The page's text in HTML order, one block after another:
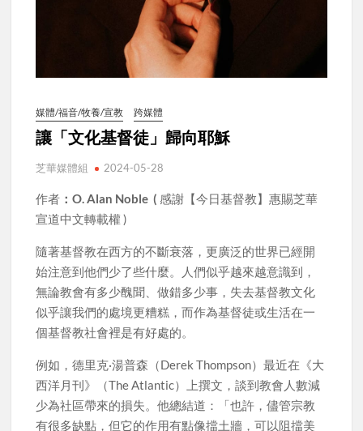
媒體/福音/牧養/宣教 跨媒體
讓「文化基督徒」歸向耶穌
芝華媒體組 2024-05-28
作者 ：O. Alan Noble ( 感謝【今日基督教】惠賜芝華
宣道中文轉載權 )
隨著基督教在西方的不斷衰落，更廣泛的世界已經開
始注意到他們少了些什麼。人們似乎越來越意識到，
無論教會有多少醜聞、做錯多少事，失去基督教文化
似乎讓我們的處境更糟糕，而作為基督徒或生活在一
個基督教社會裡是有好處的。
例如，德里克·湯普森（Derek Thompson）最近在《大
西洋月刊》（The Atlantic）上撰文，談到教會人數減
少為社區帶來的損失。他總結道：「也許，儘管宗教
有很多缺點，但它的作用有點像擋土牆，可以阻擋美